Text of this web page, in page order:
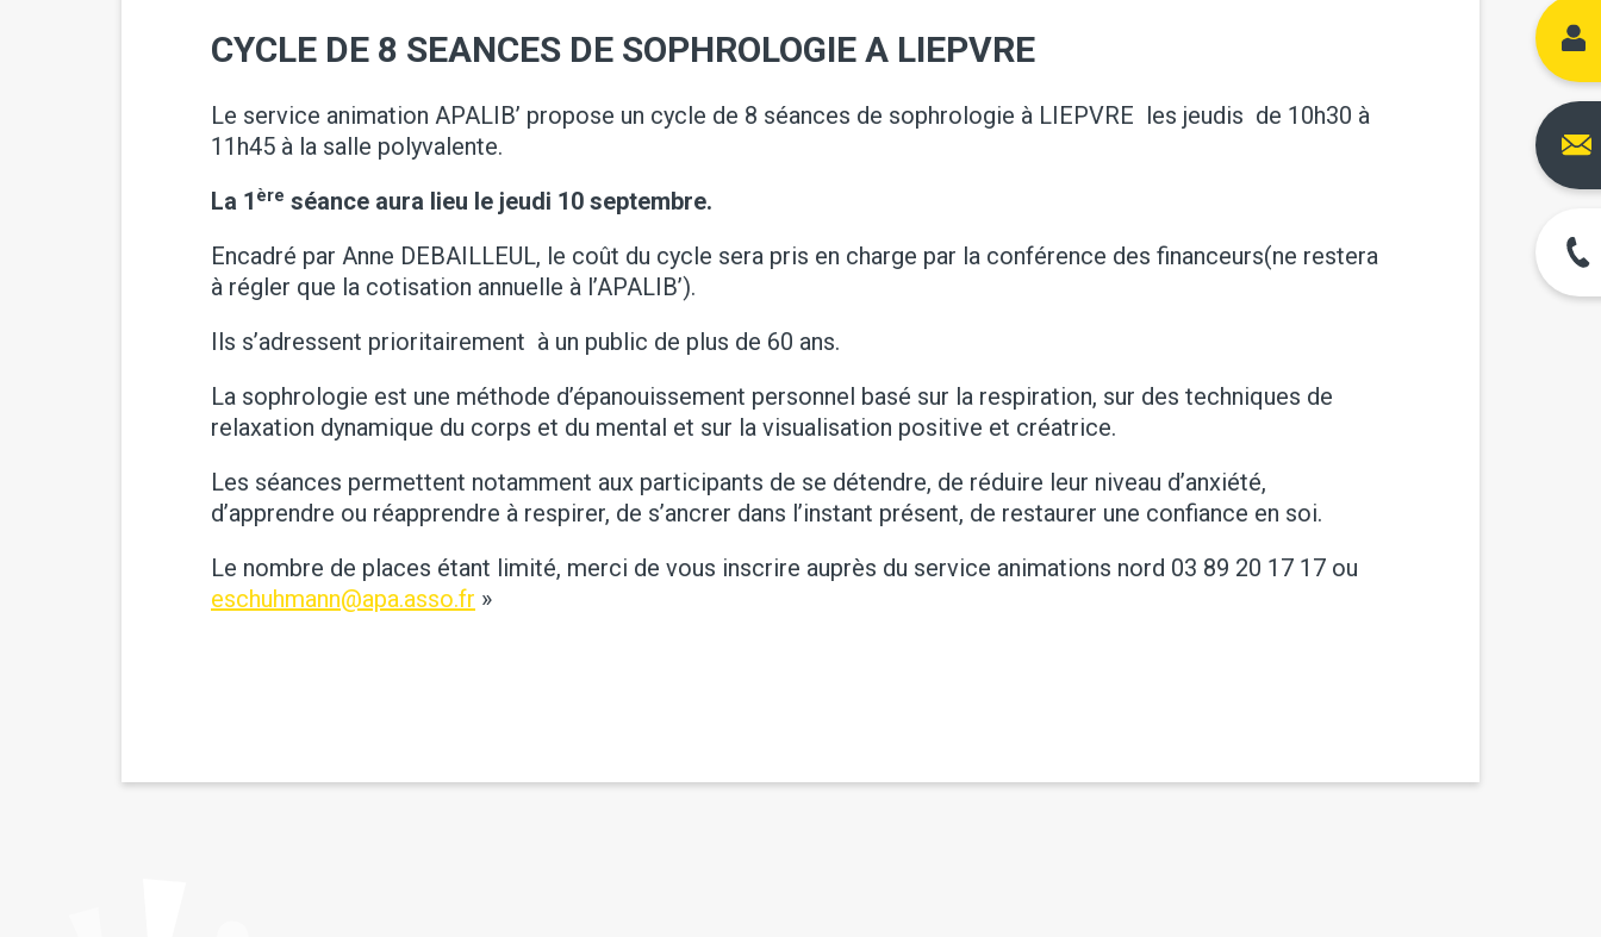
CYCLE DE 8 SEANCES DE SOPHROLOGIE A LIEPVRE
Le service animation APALIB’ propose un cycle de 8 séances de sophrologie à LIEPVRE les jeudis de 10h30 à
11h45 à la salle polyvalente.
La 1 ère séance aura lieu le jeudi 10 septembre.
Encadré par Anne DEBAILLEUL, le coût du cycle sera pris en charge par la conférence des financeurs(ne restera
à régler que la cotisation annuelle à l’APALIB’).
Ils s’adressent prioritairement à un public de plus de 60 ans.
La sophrologie est une méthode d’épanouissement personnel basé sur la respiration, sur des techniques de
relaxation dynamique du corps et du mental et sur la visualisation positive et créatrice.
Les séances permettent notamment aux participants de se détendre, de réduire leur niveau d’anxiété,
d’apprendre ou réapprendre à respirer, de s’ancrer dans l’instant présent, de restaurer une confiance en soi.
Le nombre de places étant limité, merci de vous inscrire auprès du service animations nord 03 89 20 17 17 ou
eschuhmann@apa.asso.fr »